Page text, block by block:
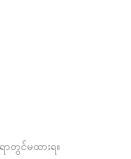
တွင်မထားရ။